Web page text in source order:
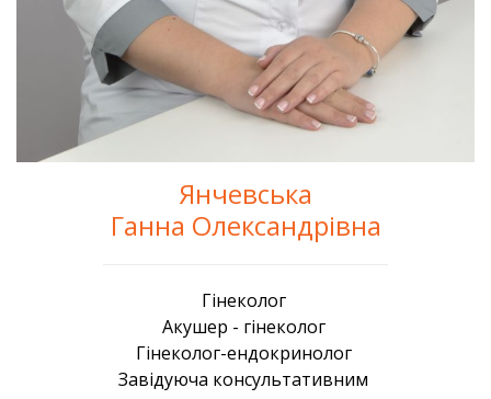
Янчевська
Ганна Олександрівна